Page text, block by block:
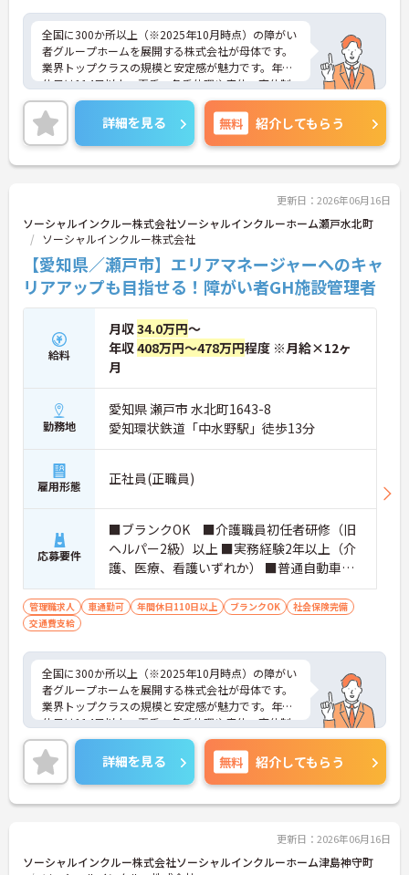
全国に300か所以上（※2025年10月時点）の障がい
者グループホームを展開する株式会社が母体です。
業界トップクラスの規模と安定感が魅力です。年間
休日は114日以上、夏季・冬季休暇や産休・育休制
度もしっかり整っており、プライベートとの両立も
可能。これまでのご経験を活かし、新しいキャリア
を築きたい方、ぜひご応募ください。20代から60代
まで、幅広い年代の方が活躍できる職場です。ご興
味のある方は詳細等をお伝えしますので、お気軽に
詳細を見る 無料 紹介してもらう
更新日：2026年06月16日
ソーシャルインクルー株式会社ソーシャルインクルーホーム瀬戸水北町
ソーシャルインクルー株式会社
【愛知県／瀬戸市】エリアマネージャーへのキャ
リアアップも目指せる！障がい者GH施設管理者
給料
月収34.0万円～
年収408万円～478万円程度 ※月給×12ヶ
月
勤務地
愛知県 瀬戸市 水北町1643-8
愛知環状鉄道「中水野駅」徒歩13分
雇用形態 正社員(正職員)
応募要件
■ブランクOK ■介護職員初任者研修（旧
ヘルパー2級）以上 ■実務経験2年以上（介
護、医療、看護いずれか） ■普通自動車運
転免許(AT限定可) ※管理業務に就かれて
いた方歓迎
管理職求人 車通勤可 年間休日110日以上 ブランクOK
社会保険完備
交通費支給
全国に300か所以上（※2025年10月時点）の障がい
者グループホームを展開する株式会社が母体です。
業界トップクラスの規模と安定感が魅力です。年間
休日は114日以上、夏季・冬季休暇や産休・育休制
度もしっかり整っており、プライベートとの両立も
可能。これまでのご経験を活かし、新しいキャリア
を築きたい方、ぜひご応募ください。20代から60代
まで、幅広い年代の方が活躍できる職場です。ご興
味のある方は詳細等をお伝えしますので、お気軽に
詳細を見る 無料 紹介してもらう
更新日：2026年06月16日
ソーシャルインクルー株式会社ソーシャルインクルーホーム津島神守町